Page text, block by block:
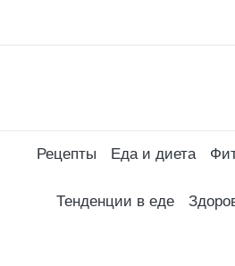
Рецепты Еда и диета
Тенденции в еде